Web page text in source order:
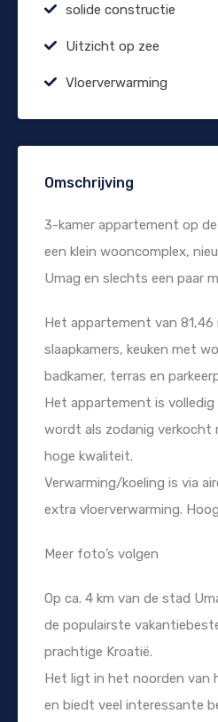
solide constructie
Uitzicht op zee
Vloerverwarming
Omschrijving
3-kamer appartement op
een klein wooncomplex,
Umag en slechts een paar
Het appartement van
slaapkamers, keuken met
badkamer, terras en
Het appartement is volledig
wordt als zodanig verkocht
hoge kwaliteit.
Verwarming/koeling is via
extra vloerverwarming.
Meer foto’s volgen
Op ca. 4 km van de stad
de populairste
prachtige Kroatië.
Het ligt in het noorden van
en biedt veel interessante